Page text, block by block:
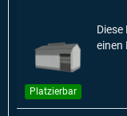
einen
Platzierbar